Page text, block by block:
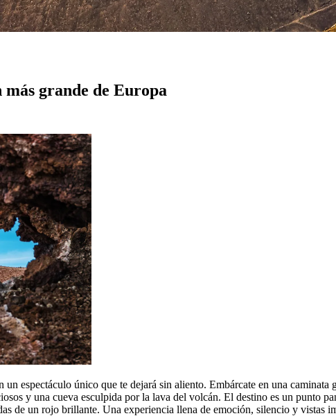
grande de Europa
espectáculo único que te dejará sin aliento. Embárcate en una caminata
y una cueva esculpida por la lava del volcán. El destino es un punto
de un rojo brillante. Una experiencia llena de emoción, silencio y vistas